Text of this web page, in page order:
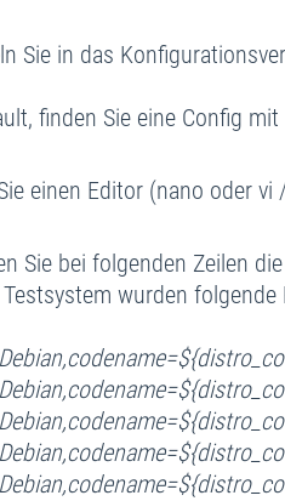
Sie in das
finden Sie eine Config
einen Editor (nano oder
Sie bei folgenden Zeilen
wurden folgende